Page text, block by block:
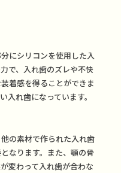
にシリコンを使用した入
で、入れ歯のズレや不快
着感を得ることができま
入れ歯になっています。
の素材で作られた入れ歯
なります。また、顎の骨
変わって入れ歯が合わな